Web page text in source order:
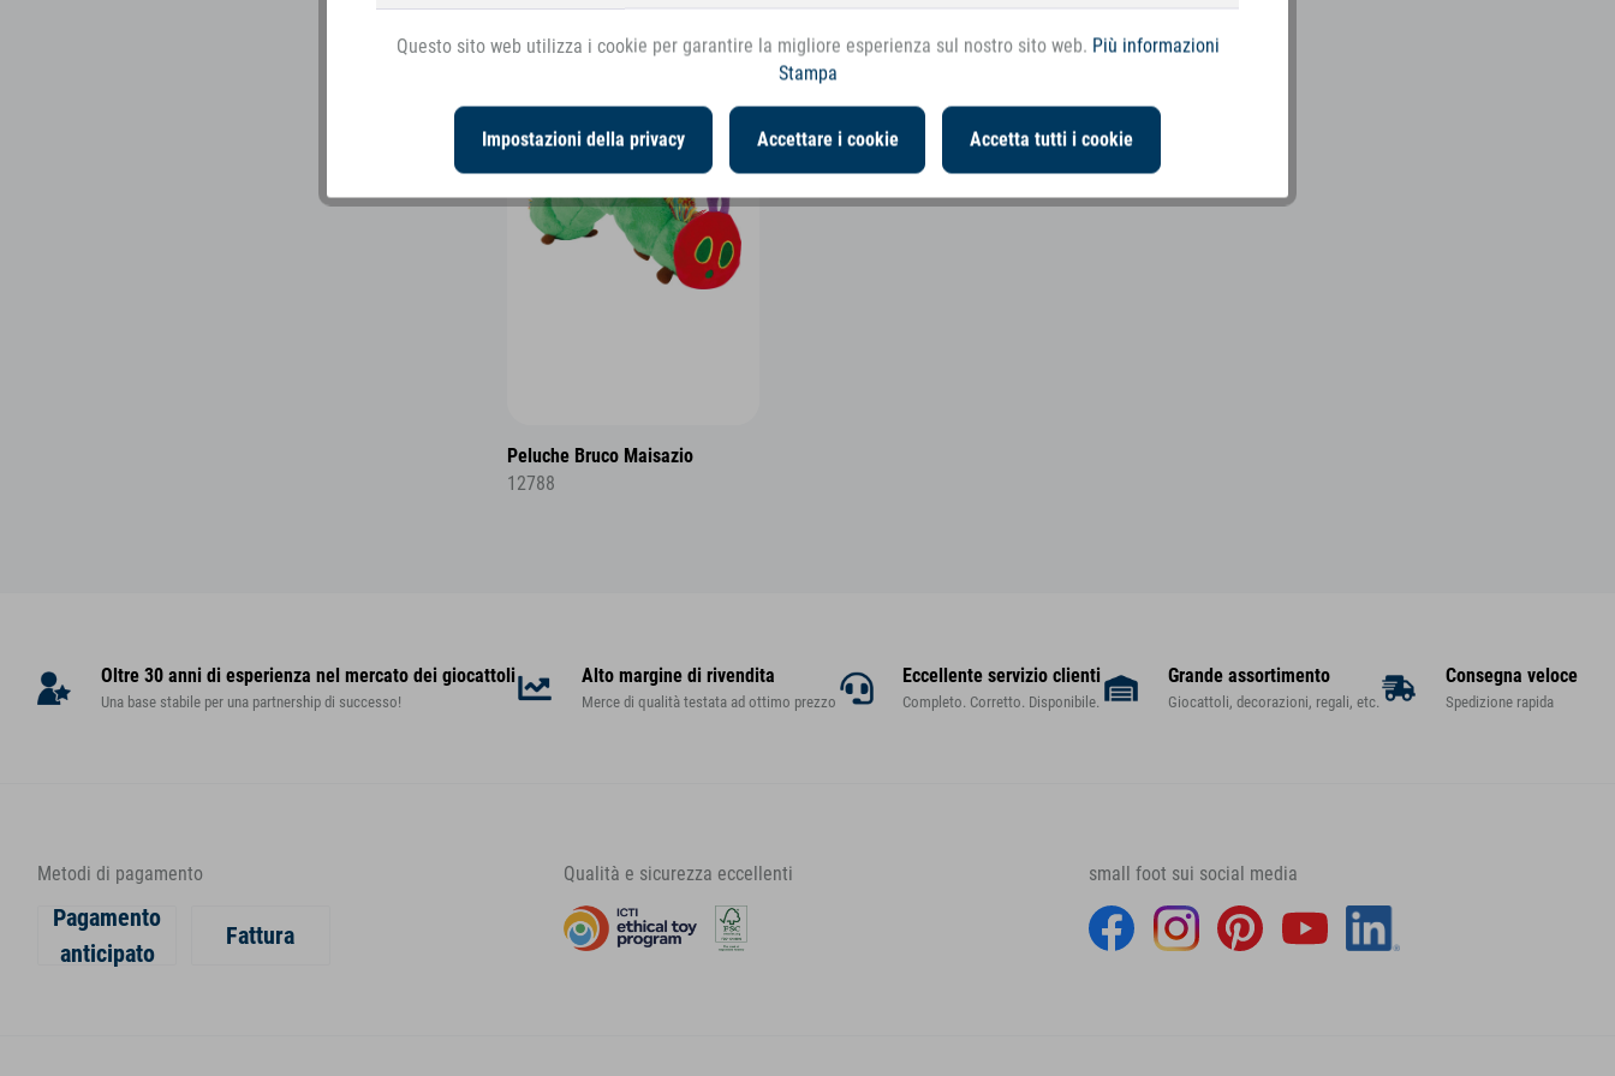
Peluche Bruco Maisazio
12788
Oltre 30 anni di esperienza nel mercato dei giocattoli
Una base stabile per una partnership di successo!
Alto margine di rivendita
Merce di qualità testata ad ottimo prezzo
Eccellente servizio clienti
Completo. Corretto. Disponibile.
Grande assortimento
Giocattoli, decorazioni, regali, etc.
Consegna veloce
Spedizione rapida
Metodi di pagamento
Pagamento
anticipato
Fattura
Qualità e sicurezza eccellenti small foot sui social media
Questo sito web utilizza i cookie per garantire la migliore esperienza sul nostro sito web. Più informazioni
Stampa
Impostazioni della privacy Accettare i cookie Accetta tutti i cookie